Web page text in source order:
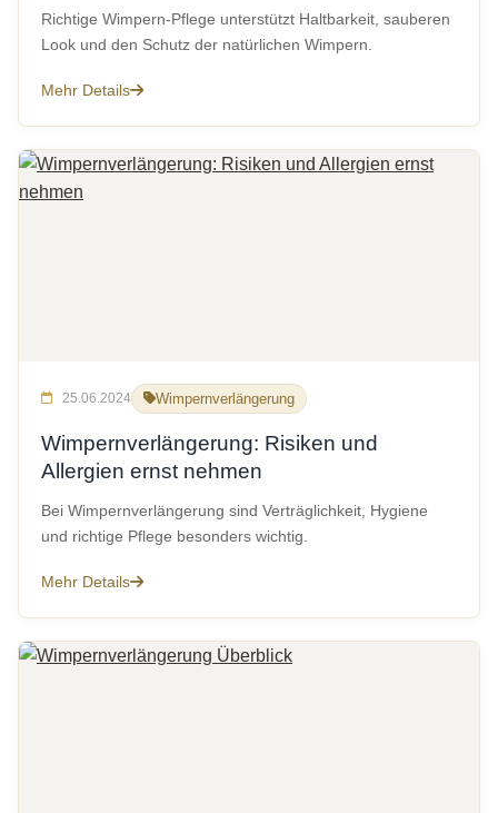
Richtige Wimpern-Pflege unterstützt Haltbarkeit, sauberen
Look und den Schutz der natürlichen Wimpern.
Mehr Details
25.06.2024 Wimpernverlängerung
Wimpernverlängerung: Risiken und
Allergien ernst nehmen
Bei Wimpernverlängerung sind Verträglichkeit, Hygiene
und richtige Pflege besonders wichtig.
Mehr Details